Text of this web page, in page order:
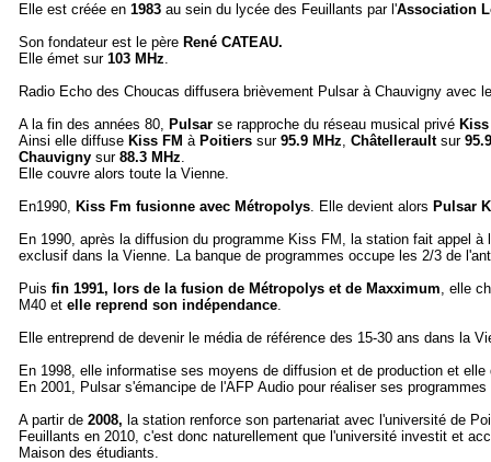
Elle est créée en 1983 au sein du lycée des Feuillants par l'Association
Son fondateur est le père René CATEAU.
Elle émet sur 103 MHz.
Radio Echo des Choucas diffusera brièvement Pulsar à Chauvigny avec
A la fin des années 80, Pulsar se rapproche du réseau musical privé
Ainsi elle diffuse Kiss FM à Poitiers sur95.9 MHz, Châtelleraultsur
Chauvigny sur 88.3 MHz.
Elle couvre alors toute la Vienne.
En1990, Kiss Fm fusionne avec Métropolys. Elle devient alors Pulsar
En 1990, après la diffusion du programme Kiss FM, la station fait appel à
exclusif dans la Vienne. La banque de programmes occupe les 2/3 de
Puis fin 1991, lors de la fusion de Métropolys et de Maxximum, elle
M40 et elle reprend son indépendance.
Elle entreprend de devenir le média de référence des 15-30 ans dans la
En 1998, elle informatise ses moyens de diffusion et de production et
En 2001, Pulsar s'émancipe de l'AFP Audio pour réaliser ses
A partir de 2008, la station renforce son partenariat avec l'université de
Feuillants en 2010, c'est donc naturellement que l'université investit et
Maison des étudiants.